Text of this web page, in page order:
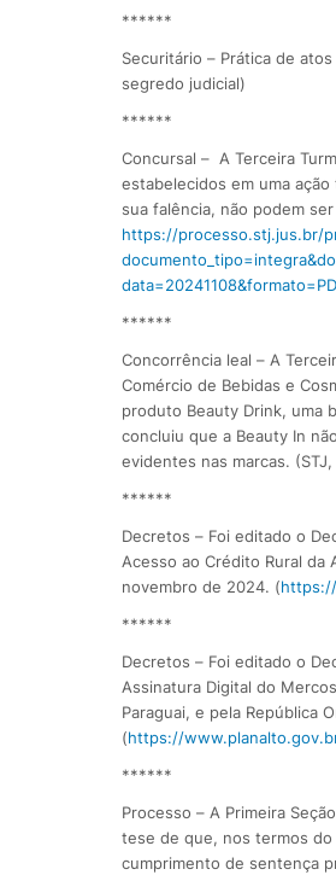
******
Securitário – Prática de
segredo judicial)
******
Concursal – A Terceira
estabelecidos em uma
sua falência, não podem
https://processo.stj.jus.br/
******
Concorrência leal – A
Comércio de Bebidas e
produto Beauty Drink, uma
concluiu que a Beauty In
evidentes nas marcas. (STJ,
******
Decretos – Foi editado o
Acesso ao Crédito Rural da
novembro de 2024. (
******
Decretos – Foi editado o
Assinatura Digital do
Paraguai, e pela República
(https://
******
Processo – ​A Primeira
tese de que, nos termos do
cumprimento de sentença